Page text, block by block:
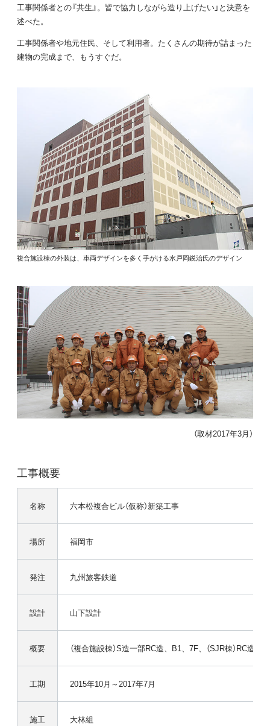
工事関係者との『共生』。皆で協力しながら造り上げたい」と決意を
述べた。
工事関係者や地元住民、そして利用者。たくさんの期待が詰まった
建物の完成まで、もうすぐだ。
複合施設棟の外装は、車両デザインを多く手がける水戸岡鋭治氏のデザイン
（取材2017年3月）
工事概要
名称 六本松複合ビル（仮称）新築工事
場所 福岡市
発注 九州旅客鉄道
設計 山下設計
概要 （複合施設棟）S造一部RC造、B1、7F、（SJR棟）RC造
工期 2015年10月～2017年7月
施工 大林組